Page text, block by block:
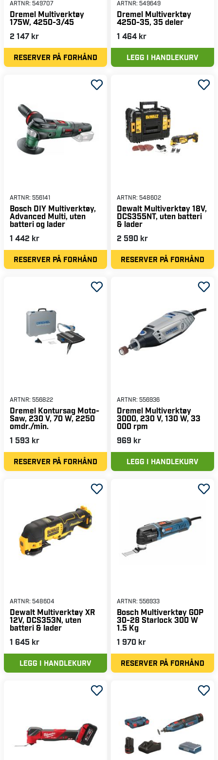
ARTNR: 549707
Dremel Multiverktøy
175W, 4250-3/45
2 147 kr
RESERVER PÅ FORHÅND
ARTNR: 549649
Dremel Multiverktøy
4250-35, 35 deler
1 464 kr
LEGG I HANDLEKURV
ARTNR: 556141
Bosch DIY Multiverktøy,
Advanced Multi, uten
batteri og lader
1 442 kr
RESERVER PÅ FORHÅND
ARTNR: 548602
Dewalt Multiverktøy 18V,
DCS355NT, uten batteri
& lader
2 590 kr
RESERVER PÅ FORHÅND
ARTNR: 556822
Dremel Kontursag Moto-
Saw, 230 V, 70 W, 2250
omdr./min.
1 593 kr
RESERVER PÅ FORHÅND
ARTNR: 556936
Dremel Multiverktøy
3000, 230 V, 130 W, 33
000 rpm
969 kr
LEGG I HANDLEKURV
ARTNR: 548604
Dewalt Multiverktøy XR
12V, DCS353N, uten
batteri & lader
1 645 kr
LEGG I HANDLEKURV
ARTNR: 556933
Bosch Multiverktøy GOP
30-28 Starlock 300 W
1.5 Kg
1 970 kr
RESERVER PÅ FORHÅND